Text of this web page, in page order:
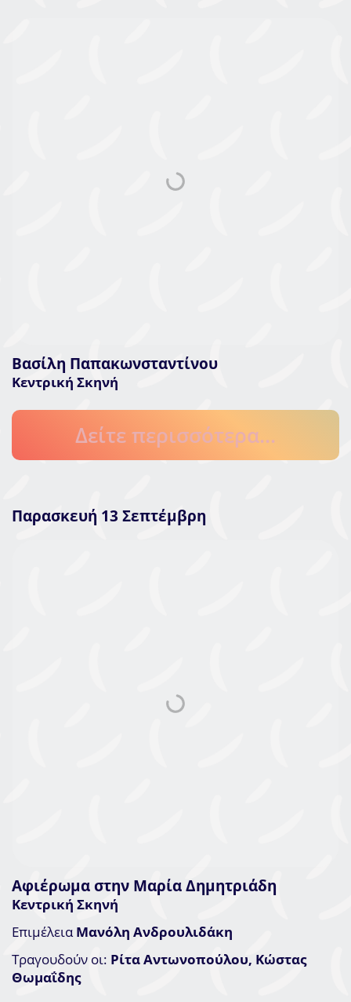
Βασίλη Παπακωνσταντίνου
Κεντρική Σκηνή
Δείτε περισσότερα...
Παρασκευή 13 Σεπτέμβρη
Αφιέρωμα στην Μαρία Δημητριάδη
Κεντρική Σκηνή
ΕπιμέλειαΜανόλη Ανδρουλιδάκη
Τραγουδούν οι: Ρίτα Αντωνοπούλου, Κώστας
Θωμαΐδης